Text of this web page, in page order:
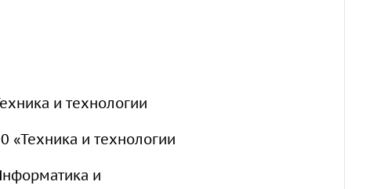
и технологии
«Техника и технологии
и